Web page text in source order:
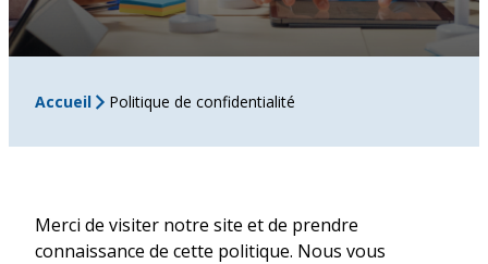
Accueil Politique de confidentialité
Merci de visiter notre site et de prendre
connaissance de cette politique. Nous vous